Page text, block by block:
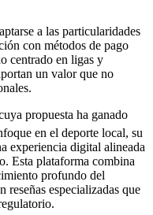
a las particularidades
con métodos de pago
centrado en ligas y
un valor que no
propuesta ha ganado
en el deporte local, su
experiencia digital alineada
Esta plataforma combina
profundo del
reseñas especializadas que